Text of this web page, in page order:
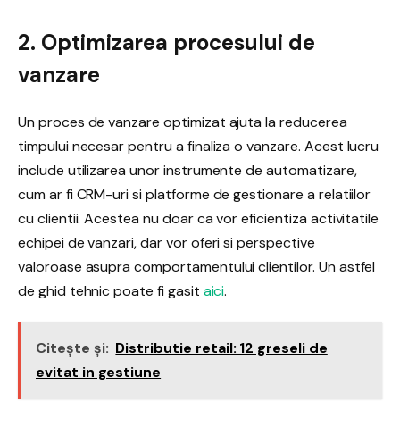
2. Optimizarea procesului de
vanzare
Un proces de vanzare optimizat ajuta la reducerea
timpului necesar pentru a finaliza o vanzare. Acest lucru
include utilizarea unor instrumente de automatizare,
cum ar fi CRM-uri si platforme de gestionare a relatiilor
cu clientii. Acestea nu doar ca vor eficientiza activitatile
echipei de vanzari, dar vor oferi si perspective
valoroase asupra comportamentului clientilor. Un astfel
de ghid tehnic poate fi gasit aici.
Citește și: Distributie retail: 12 greseli de
evitat in gestiune